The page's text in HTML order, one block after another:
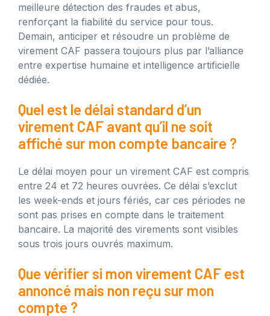
meilleure détection des fraudes et abus,
renforçant la fiabilité du service pour tous.
Demain, anticiper et résoudre un problème de
virement CAF passera toujours plus par l’alliance
entre expertise humaine et intelligence artificielle
dédiée.
Quel est le délai standard d’un
virement CAF avant qu’il ne soit
affiché sur mon compte bancaire ?
Le délai moyen pour un virement CAF est compris
entre 24 et 72 heures ouvrées. Ce délai s’exclut
les week-ends et jours fériés, car ces périodes ne
sont pas prises en compte dans le traitement
bancaire. La majorité des virements sont visibles
sous trois jours ouvrés maximum.
Que vérifier si mon virement CAF est
annoncé mais non reçu sur mon
compte ?